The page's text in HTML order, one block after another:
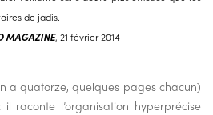
de jadis.
MAGAZINE, 21 février 2014
a quatorze, quelques pages chacun)
raconte l’organisation hyperprécise